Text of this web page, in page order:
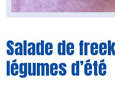
Salade de
légumes d’été